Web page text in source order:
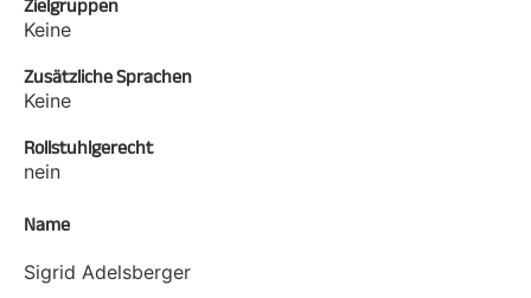
Zielgruppen
Keine
Zusätzliche Sprachen
Keine
Rollstuhlgerecht
nein
Name
Sigrid Adelsberger